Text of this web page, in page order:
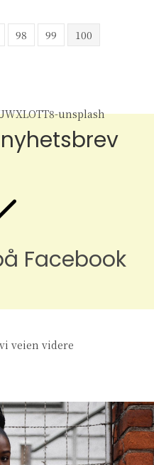
98 99 100
Facebook
veien videre